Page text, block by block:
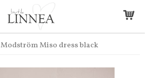
Modström Miso dress black